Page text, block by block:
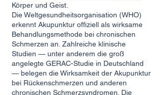
Körper und Geist.
Die Weltgesundheitsorganisation (WHO)
erkennt Akupunktur offiziell als wirksame
Behandlungsmethode bei chronischen
Schmerzen an. Zahlreiche klinische
Studien — unter anderem die groß
angelegte GERAC-Studie in Deutschland
— belegen die Wirksamkeit der Akupunktur
bei Rückenschmerzen und anderen
chronischen Schmerzsyndromen. Die